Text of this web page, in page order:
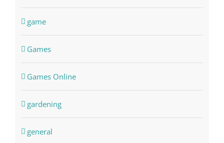
game
Games
Games Online
gardening
general